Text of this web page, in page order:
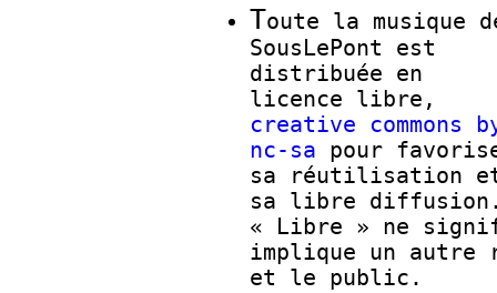
Toute la musique
SousLePont est
distribuée en
licence libre,
creative commons
nc-sa pour
sa réutilisation
sa libre
« Libre » ne
implique un autre
et le public.